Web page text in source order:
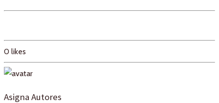
0 likes
Asigna Autores